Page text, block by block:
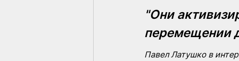
"Они
перемещении
Павел Латушко в